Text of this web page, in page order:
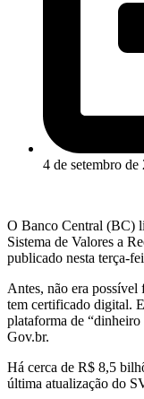
4 de setembro de
O Banco Central (BC)
Sistema de Valores a
publicado nesta terça-
Antes, não era
tem certificado digital.
plataforma de
Gov.br.
Há cerca de R$ 8,5
última atualização do